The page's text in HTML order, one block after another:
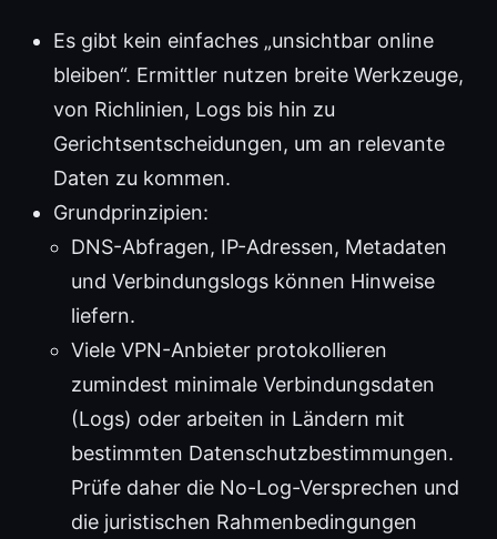
Es gibt kein einfaches „unsichtbar online
bleiben“. Ermittler nutzen breite Werkzeuge,
von Richlinien, Logs bis hin zu
Gerichtsentscheidungen, um an relevante
Daten zu kommen.
Grundprinzipien:
DNS-Abfragen, IP-Adressen, Metadaten
und Verbindungslogs können Hinweise
liefern.
Viele VPN-Anbieter protokollieren
zumindest minimale Verbindungsdaten
(Logs) oder arbeiten in Ländern mit
bestimmten Datenschutzbestimmungen.
Prüfe daher die No-Log-Versprechen und
die juristischen Rahmenbedingungen